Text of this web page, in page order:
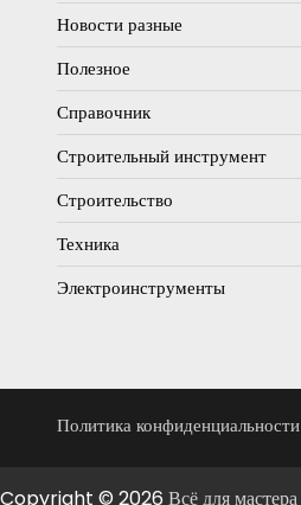
Новости разные
Полезное
Справочник
Строительный инструмент
Строительство
Техника
Электроинструменты
Политика конфиденциальности
Copyright © 2026 Всё для мастера